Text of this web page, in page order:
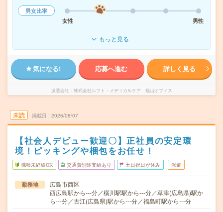
男女比率
女性
男性
もっと見る
気になる! 応募へ進む 詳しく見る
派遣会社 株式会社ルフト・メディカルケア 福山オフィス
未読 掲載日 2026/08/07
【社会人デビュー歓迎〇】正社員の安定環
境！ピッキングや梱包をお任せ！
職種未経験OK 交通費別途支給あり 土日祝日が休み 派遣
勤務地
広島市西区
西広島駅から---分／横川駅駅から---分／草津(広島県)駅か
ら---分／古江(広島県)駅から---分／福島町駅から---分